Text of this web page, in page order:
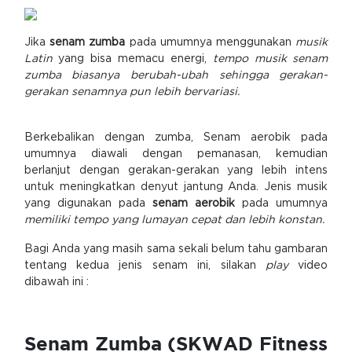
Jika senam zumba pada umumnya menggunakan musik
Latinyang bisa memacu energi,
tempo musik senam
zumba biasanya berubah-ubah sehingga gerakan-
gerakan senamnya pun lebih bervariasi.
Berkebalikan dengan zumba, Senam aerobik pada
umumnya diawali dengan pemanasan, kemudian
berlanjut dengan gerakan-gerakan yang lebih intens
untuk meningkatkan denyut jantung Anda. Jenis musik
yang digunakan pada senam aerobik pada umumnya
memiliki tempo yang lumayan cepat dan lebih konstan.
Bagi Anda yang masih sama sekali belum tahu gambaran
tentang kedua jenis senam ini, silakan playvideo
dibawah ini :
Senam Zumba (SKWAD Fitness